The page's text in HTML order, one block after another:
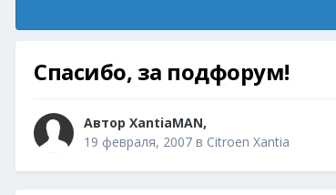
Спасибо, за подфорум!
Автор XantiaMAN,
19 февраля, 2007 в Citroen Xantia